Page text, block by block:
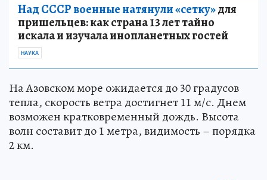
Над СССР военные натянули «сетку»для
пришельцев: как страна 13 лет тайно
искала и изучала инопланетных гостей
НАУКА
На Азовском море ожидается до 30 градусов
тепла, скорость ветра достигнет 11 м/с. Днем
возможен кратковременный дождь. Высота
волн составит до 1 метра, видимость – порядка
2 км.